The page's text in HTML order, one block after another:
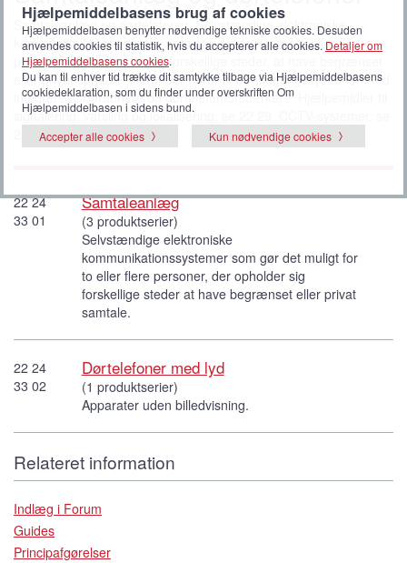
Samtaleanlæg og dørtelefoner. Selvstændige elektroniske
kommunikationssystemer, som gør det muligt for to eller flere
personer, der opholder sig forskellige steder, at have begrænset
eller privat samtale. Herunder hører fx dørindgangssystemer med
integrerede døråbnere og dørtelefonforstærkere. Hjælpemidler til
signalering, varsling og lokalisering, se 22 29. CCTV-systemer, se
22 18 18.
22 24
33 01
Samtaleanlæg
(3 produktserier)
Selvstændige elektroniske
kommunikationssystemer som gør det muligt for
to eller flere personer, der opholder sig
forskellige steder at have begrænset eller privat
samtale.
22 24
33 02
Dørtelefoner med lyd
(1 produktserier)
Apparater uden billedvisning.
Relateret information
Indlæg i Forum
Guides
Principafgørelser
Hjælpemiddelbasens brug af cookies
Hjælpemiddelbasen benytter nødvendige tekniske cookies. Desuden
anvendes cookies til statistik, hvis du accepterer alle cookies. Detaljer om
Hjælpemiddelbasens cookies.
Du kan til enhver tid trække dit samtykke tilbage via Hjælpemiddelbasens
cookiedeklaration, som du finder under overskriften Om
Hjælpemiddelbasen i sidens bund.
Accepter alle cookies
Kun nødvendige cookies